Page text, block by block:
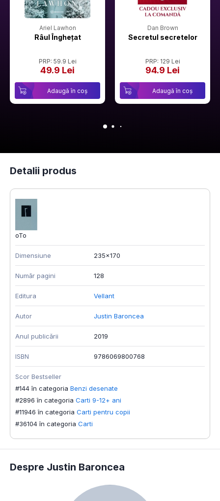
Ariel Lawhon
Râul Înghețat
PRP: 59.9 Lei
49.9 Lei
Adaugă în coș
Dan Brown
Secretul secretelor
PRP: 129 Lei
94.9 Lei
Adaugă în coș
Detalii produs
oTo
Dimensiune 235x170
Număr pagini 128
Editura Vellant
Autor Justin Baroncea
Anul publicării 2019
ISBN 9786069800768
Scor Bestseller
#144 în categoria Benzi desenate
#2896 în categoria Carti 9-12+ ani
#11946 în categoria Carti pentru copii
#36104 în categoria Carti
Despre Justin Baroncea